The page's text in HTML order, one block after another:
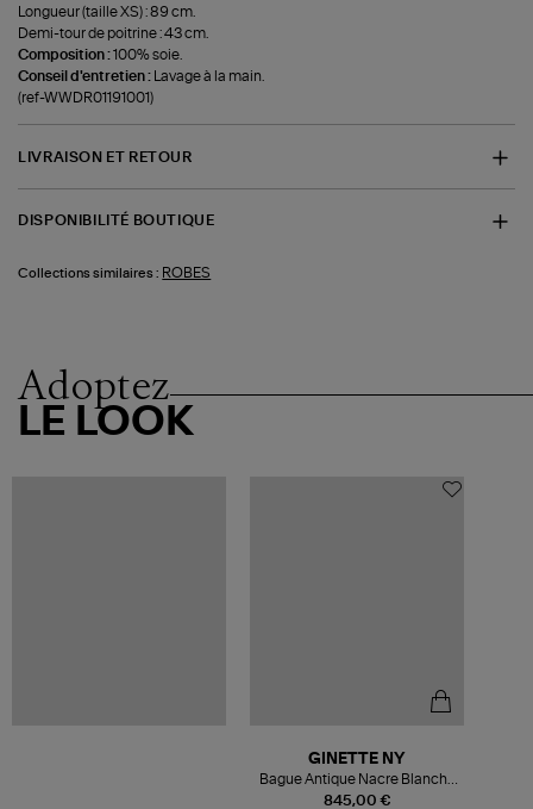
Longueur (taille XS) : 89 cm.
Demi-tour de poitrine : 43 cm.
Composition :100% soie.
Conseil d'entretien :
Lavage à la main.
(ref-WWDR01191001)
LIVRAISON ET RETOUR
DISPONIBILITÉ BOUTIQUE
Collections similaires : ROBES
Adoptez
LE LOOK
845,00 €
GINETTE NY
Bague Antique Nacre Blanche
Or Rose